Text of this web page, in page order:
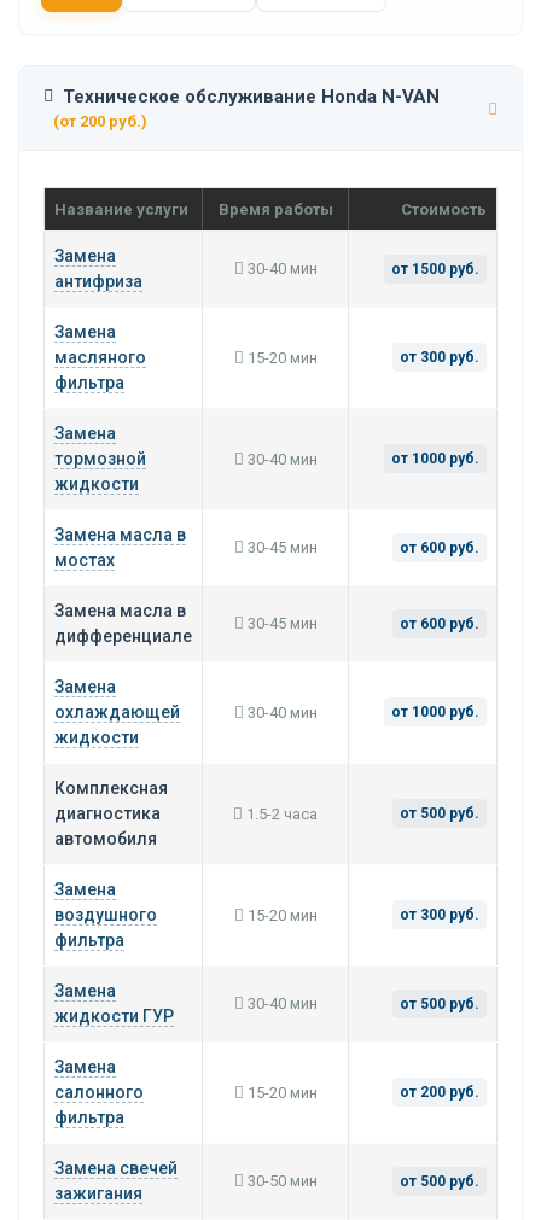
Техническое обслуживание Honda N-VAN
(от 200 руб.)
Название услуги Время работы Стоимость
Замена
антифриза
30-40 мин от 1500 руб.
Замена
масляного
фильтра
15-20 мин от 300 руб.
Замена
тормозной
жидкости
30-40 мин от 1000 руб.
Замена масла в
мостах
30-45 мин от 600 руб.
Замена масла в
дифференциале
30-45 мин от 600 руб.
Замена
охлаждающей
жидкости
30-40 мин от 1000 руб.
Комплексная
диагностика
автомобиля
1.5-2 часа от 500 руб.
Замена
воздушного
фильтра
15-20 мин от 300 руб.
Замена
жидкости ГУР
30-40 мин от 500 руб.
Замена
салонного
фильтра
15-20 мин от 200 руб.
Замена свечей
зажигания
30-50 мин от 500 руб.